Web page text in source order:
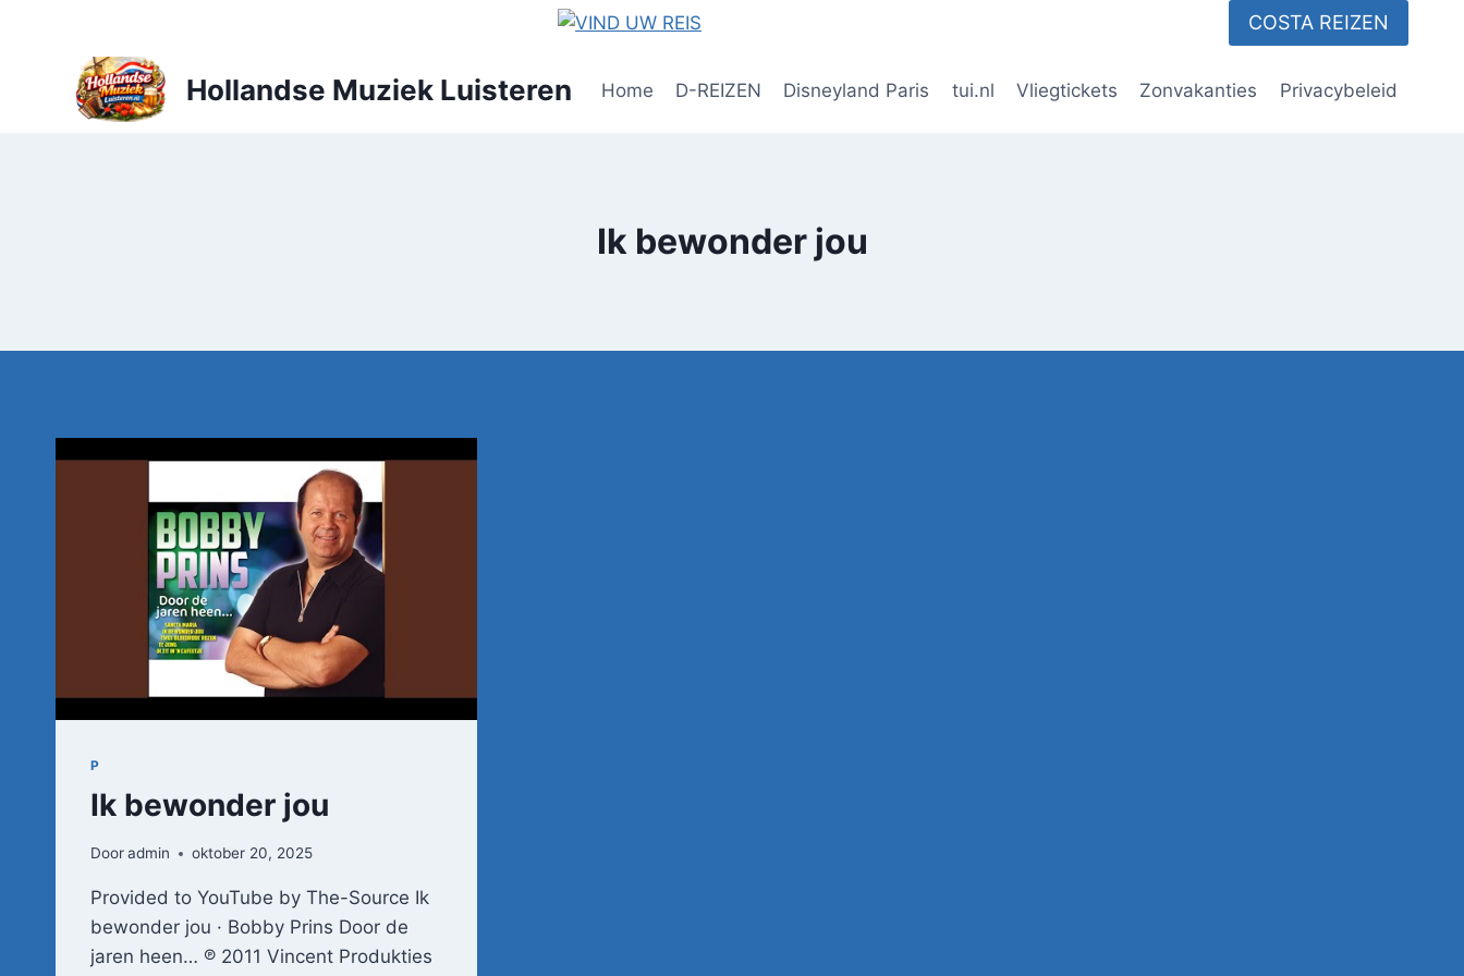
COSTA REIZEN
Hollandse Muziek Luisteren Home D-REIZEN Disneyland Paris tui.nl Vliegtickets Zonvakanties Privacybeleid
Ik bewonder jou
P
Ik bewonder jou
Dooradmin oktober 20, 2025
Provided to YouTube by The-Source Ik
bewonder jou · Bobby Prins Door de
jaren heen… ℗ 2011 Vincent Produkties